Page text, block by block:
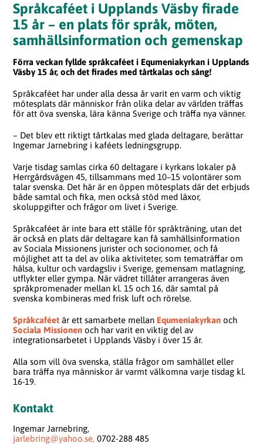
Språkcaféet i Upplands Väsby firade
15 år – en plats för språk, möten,
samhällsinformation och gemenskap
Förra veckan fyllde språkcaféet i Equmeniakyrkan i Upplands
Väsby 15 år, och det firades med tårtkalas och sång!
Språkcaféet har under alla dessa år varit en varm och viktig
mötesplats där människor från olika delar av världen träffas
för att öva svenska, lära känna Sverige och träffa nya vänner.
– Det blev ett riktigt tårtkalas med glada deltagare, berättar
Ingemar Jarnebring i kaféets ledningsgrupp.
Varje tisdag samlas cirka 60 deltagare i kyrkans lokaler på
Herrgårdsvägen 45, tillsammans med 10–15 volontärer som
talar svenska. Det här är en öppen mötesplats där det erbjuds
både samtal och fika, men också stöd med läxor,
skoluppgifter och frågor om livet i Sverige.
Språkcaféet är inte bara ett ställe för språkträning, utan det
är också en plats där deltagare kan få samhällsinformation
av Sociala Missionens jurister och socionomer, och få
möjlighet att ta del av olika aktiviteter, som tematräffar om
hälsa, kultur och vardagsliv i Sverige, gemensam matlagning,
utflykter eller gympa. När vädret tillåter arrangeras även
språkpromenader mellan kl. 15 och 16, där samtal på
svenska kombineras med frisk luft och rörelse.
Språkcaféet är ett samarbete mellan Equmeniakyrkan och
Sociala Missionen och har varit en viktig del av
integrationsarbetet i Upplands Väsby i över 15 år.
Alla som vill öva svenska, ställa frågor om samhället eller
bara träffa nya människor är varmt välkomna varje tisdag kl.
16-19.
Kontakt
Ingemar Jarnebring,
jarlebring@yahoo.se,0702-288 485